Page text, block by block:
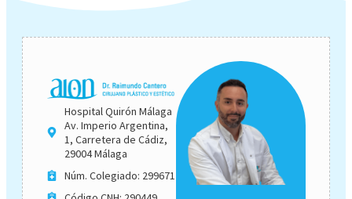
Hospital Quirón Málaga
Av. Imperio Argentina,
1, Carretera de Cádiz,
29004 Málaga
Núm. Colegiado: 299671